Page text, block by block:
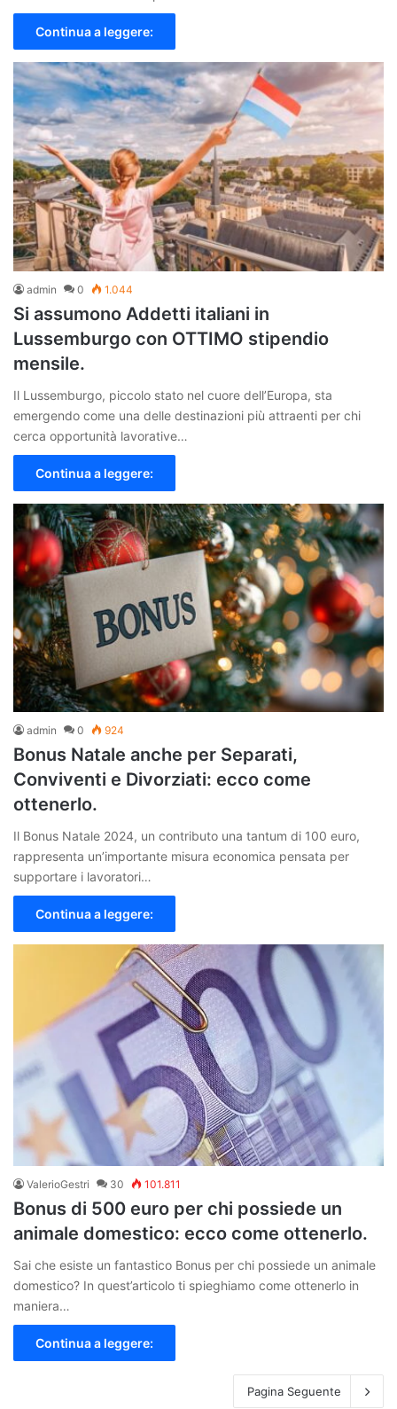
Continua a leggere:
admin 0 1.044
Si assumono Addetti italiani in
Lussemburgo con OTTIMO stipendio
mensile.
Il Lussemburgo, piccolo stato nel cuore dell’Europa, sta
emergendo come una delle destinazioni più attraenti per chi
cerca opportunità lavorative…
Continua a leggere:
admin 0 924
Bonus Natale anche per Separati,
Conviventi e Divorziati: ecco come
ottenerlo.
Il Bonus Natale 2024, un contributo una tantum di 100 euro,
rappresenta un’importante misura economica pensata per
supportare i lavoratori…
Continua a leggere:
ValerioGestri 30 101.811
Bonus di 500 euro per chi possiede un
animale domestico: ecco come ottenerlo.
Sai che esiste un fantastico Bonus per chi possiede un animale
domestico? In quest’articolo ti spieghiamo come ottenerlo in
maniera…
Continua a leggere:
Pagina Seguente